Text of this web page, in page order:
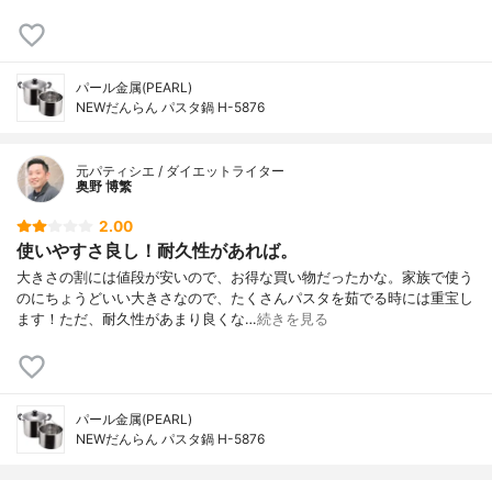
パール金属(PEARL)
NEWだんらん パスタ鍋 H-5876
元パティシエ / ダイエットライター
奥野 博繁
2.00
使いやすさ良し！耐久性があれば。
大きさの割には値段が安いので、お得な買い物だったかな。家族で使う
のにちょうどいい大きさなので、たくさんパスタを茹でる時には重宝し
ます！ただ、耐久性があまり良くな…続きを見る
パール金属(PEARL)
NEWだんらん パスタ鍋 H-5876